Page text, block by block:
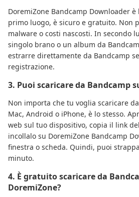
DoremiZone Bandcamp Downloader
primo luogo, è sicuro e gratuito. Non
malware o costi nascosti. In secondo
singolo brano o un album da
estrarre direttamente da Bandcamp
registrazione.
3. Puoi scaricare da Bandcamp
Non importa che tu voglia scaricare
Mac, Android o iPhone, è lo stesso.
web sul tuo dispositivo, copia il link
incollalo su DoremiZone Bandcamp
finestra o scheda. Quindi, puoi
minuto.
4. È gratuito scaricare da
DoremiZone?